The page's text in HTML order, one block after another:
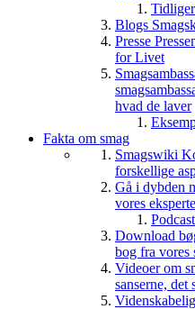
Blogs
Presse
for Livet
hvad de laver
Fakta om smag
Smagswiki
forskellige
Gå i dybden
vores
Download
bog fra vores
Videoer om
sanserne,